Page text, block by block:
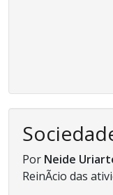
Por Neide
ReinÃ­cio das